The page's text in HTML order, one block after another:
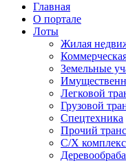
Главная
О портале
Лоты
Жилая
Земельные
Легковой
Грузовой
Спецтехника
Прочий
С/Х комплекс